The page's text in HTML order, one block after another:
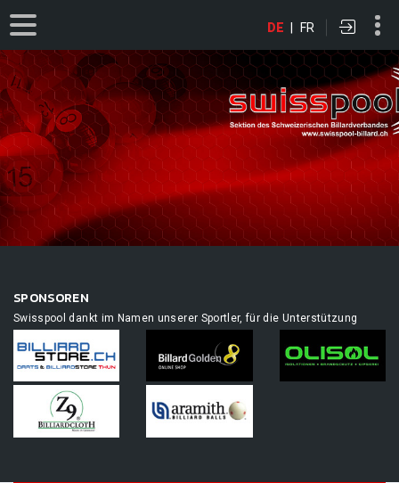
DE | FR
SPONSOREN
Swisspool dankt im Namen unserer Sportler, für die Unterstützung